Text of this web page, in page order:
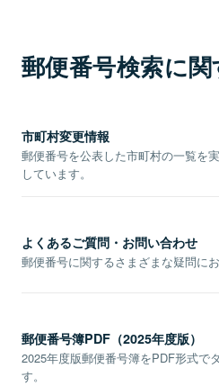
郵便番号検索に
市町村変更情報
郵便番号を公表した市町村の一覧を
しています。
よくあるご質問・お問い合わせ
郵便番号に関するさまざまな疑問にお
郵便番号簿PDF（2025年度版）
2025年度版郵便番号簿をPDF形式で
す。